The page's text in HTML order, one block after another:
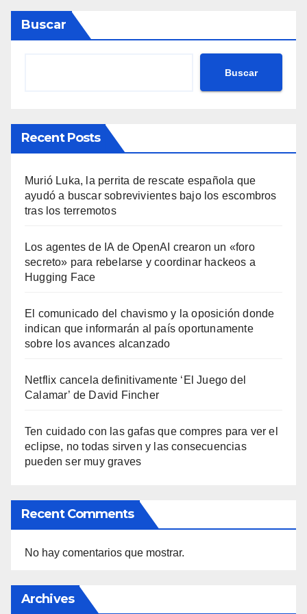
Buscar
Buscar
Recent Posts
Murió Luka, la perrita de rescate española que
ayudó a buscar sobrevivientes bajo los escombros
tras los terremotos
Los agentes de IA de OpenAI crearon un «foro
secreto» para rebelarse y coordinar hackeos a
Hugging Face
El comunicado del chavismo y la oposición donde
indican que informarán al país oportunamente
sobre los avances alcanzado
Netflix cancela definitivamente ‘El Juego del
Calamar’ de David Fincher
Ten cuidado con las gafas que compres para ver el
eclipse, no todas sirven y las consecuencias
pueden ser muy graves
Recent Comments
No hay comentarios que mostrar.
Archives